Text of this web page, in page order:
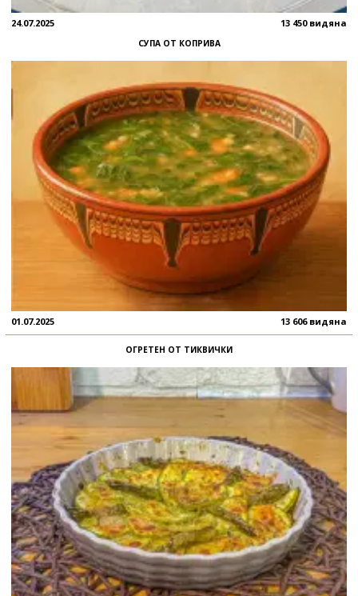
24.07.2025 13 450 видяна
СУПА ОТ КОПРИВА
01.07.2025 13 606 видяна
ОГРЕТЕН ОТ ТИКВИЧКИ